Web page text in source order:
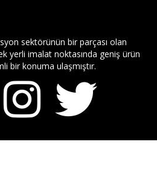
sektörünün bir parçası olan
yerli imalat noktasında geniş ürün
bir konuma ulaşmıştır.